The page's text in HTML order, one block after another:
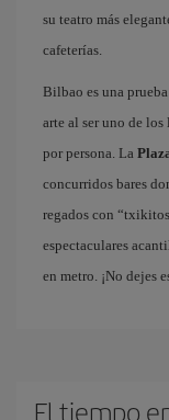
su teatro más
cafeterías.
Bilbao es una
arte al ser uno de
por persona. La
concurridos bares
regados con
espectaculares
en metro. ¡No dejes
El tiempo